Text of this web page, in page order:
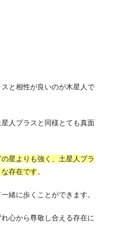
と相性が良いのが木星人で
人プラスと同様とても真面
星よりも強く、土星人プラ
存在です。
緒に歩くことができます。
心から尊敬し合える存在に